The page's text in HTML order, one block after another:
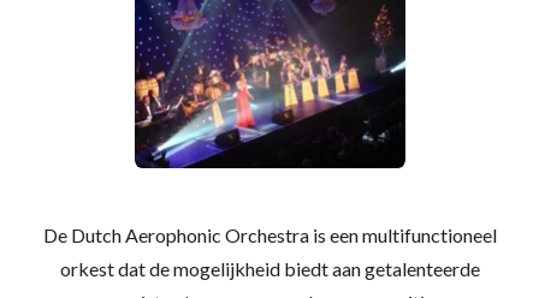
De Dutch Aerophonic Orchestra is een multifunctioneel
orkest dat de mogelijkheid biedt aan getalenteerde